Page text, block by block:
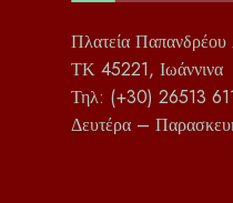
Πλατεία
ΤΚ 45221, Ιωάννινα
Τηλ: (+30) 26513
Δευτέρα –